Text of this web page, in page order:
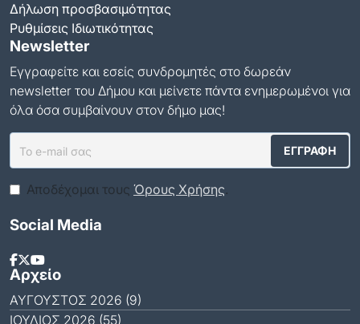
Δήλωση προσβασιμότητας
Ρυθμίσεις Ιδιωτικότητας
Newsletter
Εγγραφείτε και εσείς συνδρομητές στο δωρεάν
newsletter του Δήμου και μείνετε πάντα ενημερωμένοι για
όλα όσα συμβαίνουν στον δήμο μας!
Αποδέχομαι τους Όρους Χρήσης.
Social Media
Αρχείο
ΑΎΓΟΥΣΤΟΣ 2026 (9)
ΙΟΎΛΙΟΣ 2026 (55)